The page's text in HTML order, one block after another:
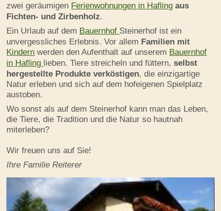
zwei geräumigen Ferienwohnungen in Hafling aus
Fichten- und Zirbenholz.
Ein Urlaub auf dem Bauernhof Steinerhof ist ein
unvergessliches Erlebnis. Vor allem Familien mit
Kindern werden den Aufenthalt auf unserem Bauernhof
in Hafling lieben. Tiere streicheln und füttern,selbst
hergestellte Produkte verköstigen, die einzigartige
Natur erleben und sich auf dem hofeigenen Spielplatz
austoben.
Wo sonst als auf dem Steinerhof kann man das Leben,
die Tiere, die Tradition und die Natur so hautnah
miterleben?
Wir freuen uns auf Sie!
Ihre Familie Reiterer